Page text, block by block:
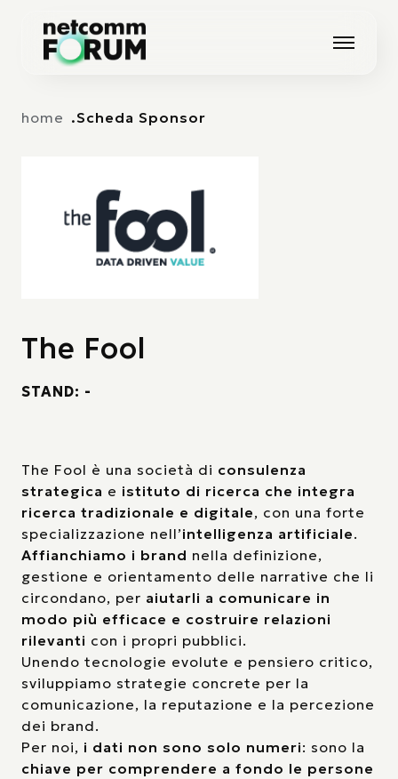
home Scheda Sponsor
The Fool
STAND: -
The Fool è una società di consulenza
strategica e istituto di ricerca che integra
ricerca tradizionale e digitale, con una forte
specializzazione nell’intelligenza artificiale.
Affianchiamo i brand nella definizione,
gestione e orientamento delle narrative che li
circondano, per aiutarli a comunicare in
modo più efficace e costruire relazioni
rilevanti con i propri pubblici.
Unendo tecnologie evolute e pensiero critico,
sviluppiamo strategie concrete per la
comunicazione, la reputazione e la percezione
dei brand.
Per noi, i dati non sono solo numeri: sono la
chiave per comprendere a fondo le persone